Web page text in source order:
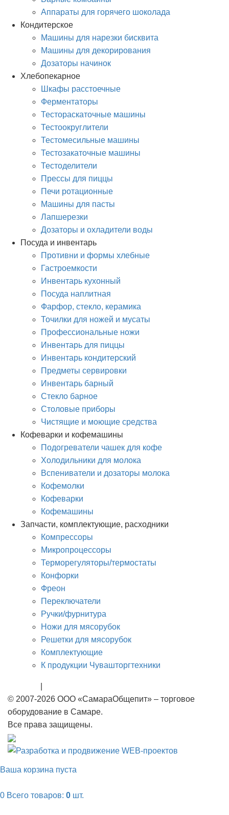
Аппараты для горячего шоколада
Кондитерское
Машины для нарезки бисквита
Машины для декорирования
Дозаторы начинок
Хлебопекарное
Шкафы расстоечные
Ферментаторы
Тестораскаточные машины
Тестоокруглители
Тестомесильные машины
Тестозакаточные машины
Тестоделители
Прессы для пиццы
Печи ротационные
Машины для пасты
Лапшерезки
Дозаторы и охладители воды
Посуда и инвентарь
Противни и формы хлебные
Гастроемкости
Инвентарь кухонный
Посуда наплитная
Фарфор, стекло, керамика
Точилки для ножей и мусаты
Профессиональные ножи
Инвентарь для пиццы
Инвентарь кондитерский
Предметы сервировки
Инвентарь барный
Стекло барное
Столовые приборы
Чистящие и моющие средства
Кофеварки и кофемашины
Подогреватели чашек для кофе
Холодильники для молока
Вспениватели и дозаторы молока
Кофемолки
Кофеварки
Кофемашины
Запчасти, комплектующие, расходники
Компрессоры
Микропроцессоры
Терморегуляторы/термостаты
Конфорки
Фреон
Переключатели
Ручки/фурнитура
Ножи для мясорубок
Решетки для мясорубок
Комплектующие
К продукции Чувашторгтехники
© 2007-2026 ООО «СамараОбщепит» – торговое
оборудование в Самаре.
Все права защищены.
Ваша корзина пуста
0 Всего товаров: 0 шт.